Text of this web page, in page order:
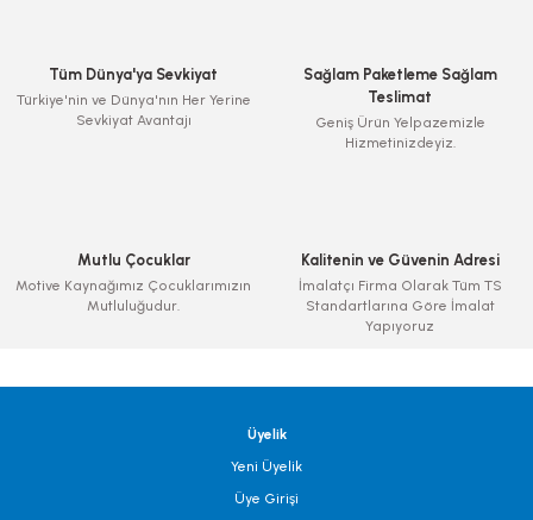
Tüm Dünya'ya Sevkiyat
Türkiye'nin ve Dünya'nın Her Yerine
Sevkiyat Avantajı
Sağlam Paketleme Sağlam
Teslimat
Geniş Ürün Yelpazemizle
Hizmetinizdeyiz.
Mutlu Çocuklar
Motive Kaynağımız Çocuklarımızın
Mutluluğudur.
Kalitenin ve Güvenin Adresi
İmalatçı Firma Olarak Tüm TS
Standartlarına Göre İmalat
Yapıyoruz
Üyelik
Yeni Üyelik
Üye Girişi